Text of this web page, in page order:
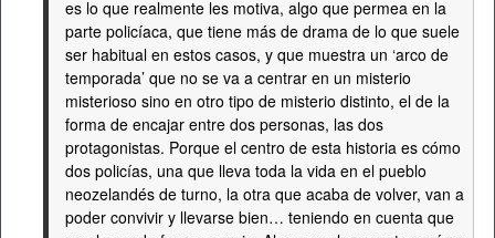
es lo que realmente les motiva, algo que permea en la
parte policíaca, que tiene más de drama de lo que suele
ser habitual en estos casos, y que muestra un ‘arco de
temporada’ que no se va a centrar en un misterio
misterioso sino en otro tipo de misterio distinto, el de la
forma de encajar entre dos personas, las dos
protagonistas. Porque el centro de esta historia es cómo
dos policías, una que lleva toda la vida en el pueblo
neozelandés de turno, la otra que acaba de volver, van a
poder convivir y llevarse bien… teniendo en cuenta que